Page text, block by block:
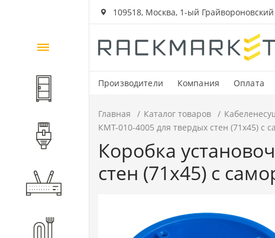
109518, Москва, 1-ый
Производители Компания Оплата
Каталог
товаров
Шкафы и стойки
Активное оборудование
Волоконно-оптические
Главная Каталог товаров
КМТ-010-4005 для твердых стен (71х45) с
Коробка
стен (71х45) с